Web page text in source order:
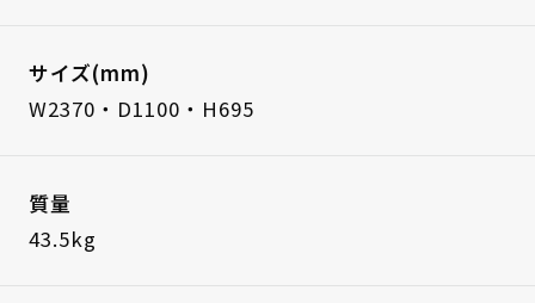
サイズ(mm)
W2370・D1100・H695
質量
43.5kg